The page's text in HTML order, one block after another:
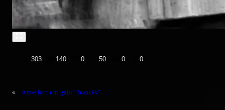
303 140 0 50 0 0
« Anterior: um galo “francês” …